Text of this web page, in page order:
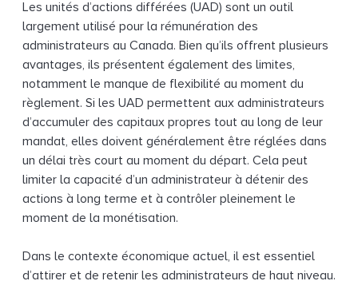
Les unités d’actions différées (UAD) sont un outil
largement utilisé pour la rémunération des
administrateurs au Canada. Bien qu’ils offrent plusieurs
avantages, ils présentent également des limites,
notamment le manque de flexibilité au moment du
règlement. Si les UAD permettent aux administrateurs
d’accumuler des capitaux propres tout au long de leur
mandat, elles doivent généralement être réglées dans
un délai très court au moment du départ. Cela peut
limiter la capacité d’un administrateur à détenir des
actions à long terme et à contrôler pleinement le
moment de la monétisation.
Dans le contexte économique actuel, il est essentiel
d’attirer et de retenir les administrateurs de haut niveau.